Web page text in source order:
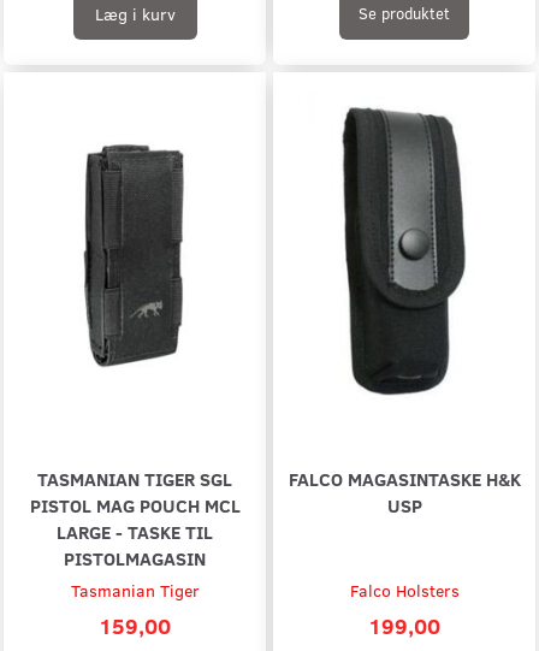
Læg i kurv Se produktet
TASMANIAN TIGER SGL
PISTOL MAG POUCH MCL
LARGE - TASKE TIL
PISTOLMAGASIN
Tasmanian Tiger
159,00
FALCO MAGASINTASKE H&K
USP
Falco Holsters
199,00